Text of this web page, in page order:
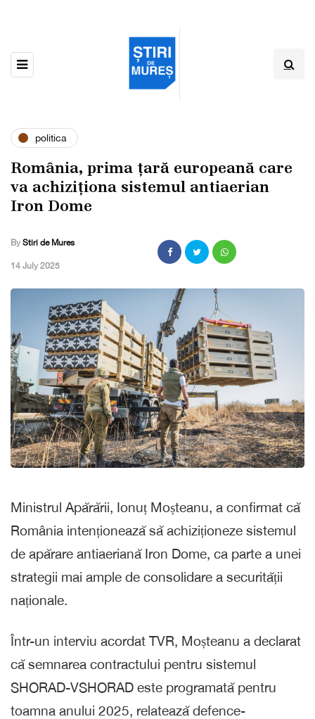
politica
România, prima țară europeană care
va achiziționa sistemul antiaerian
Iron Dome
By Stiri de Mures
,14 July 2025
Ministrul Apărării, Ionuț Moșteanu, a confirmat că
România intenționează să achiziționeze sistemul
de apărare antiaeriană Iron Dome, ca parte a unei
strategii mai ample de consolidare a securității
naționale.
Într-un interviu acordat TVR, Moșteanu a declarat
că semnarea contractului pentru sistemul
SHORAD-VSHORAD este programată pentru
toamna anului 2025, relatează defence-